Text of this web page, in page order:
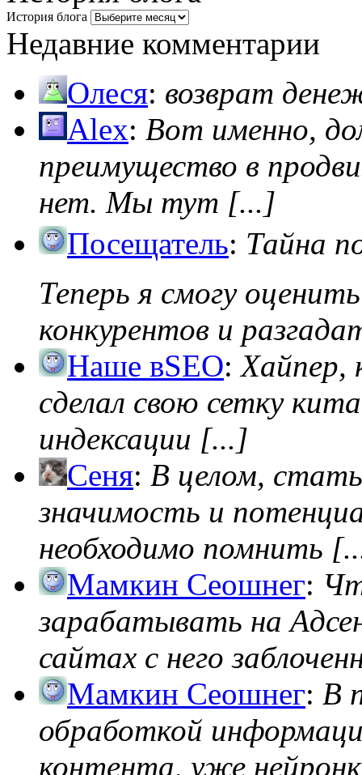
История блога
Недавние комментарии
Олеся: возврат
Alex: Вот именно,
преимущество в
нет. Мы тут [...]
Посещатель: Тайна
Теперь я смогу
конкурентов и
Наше вSEO:Хайпер,
сделал свою сетку
индексации [...]
Сеня: В целом,
значимость и
необходимо помнить
Мамкин Сеошнег:
зарабатывать на
сайтах с него
Мамкин Сеошнег: В
обработкой
контента, уже